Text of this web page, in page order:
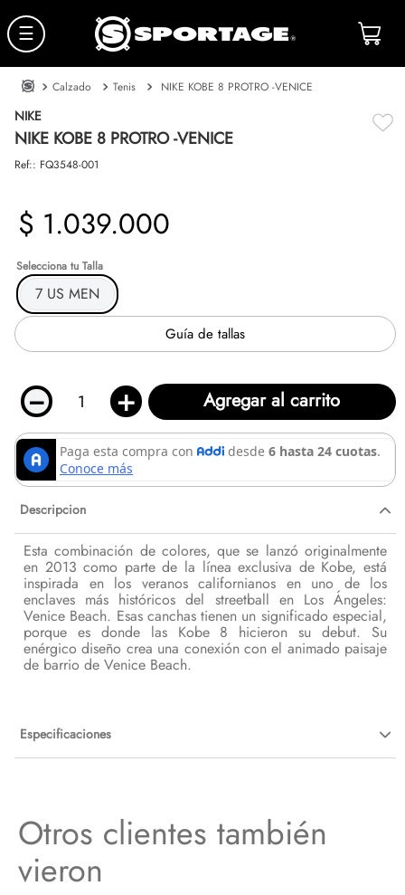
☰
Calzado Tenis NIKE KOBE 8 PROTRO -VENICE
NIKE
NIKE KOBE 8 PROTRO -VENICE
Ref:: FQ3548-001
$ 1.039.000
Talla
7 US MEN
Guía de tallas
＋
－ Agregar al carrito
Descripcion
Esta combinación de colores, que se lanzó originalmente
en 2013 como parte de la línea exclusiva de Kobe, está
inspirada en los veranos californianos en uno de los
enclaves más históricos del streetball en Los Ángeles:
Venice Beach. Esas canchas tienen un significado especial,
porque es donde las Kobe 8 hicieron su debut. Su
enérgico diseño crea una conexión con el animado paisaje
de barrio de Venice Beach.
Especificaciones
Otros clientes también
vieron